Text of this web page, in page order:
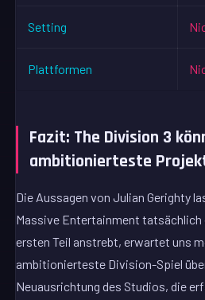
Setting
Plattformen
Fazit: The Division 3
ambitionierteste
Die Aussagen von Julian Gerighty
Massive Entertainment tatsächlich
ersten Teil anstrebt, erwartet uns
ambitionierteste Division-Spiel
Neuausrichtung des Studios, die